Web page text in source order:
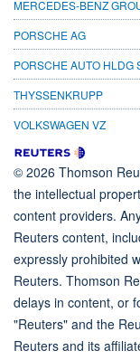
MERCEDES-BENZ
PORSCHE AG
PORSCHE AUTO HLDG
THYSSENKRUPP
VOLKSWAGEN VZ
© 2026 Thomson
the intellectual
content providers.
Reuters content,
expressly prohibited
Reuters. Thomson
delays in content, or
"Reuters" and the
Reuters and its